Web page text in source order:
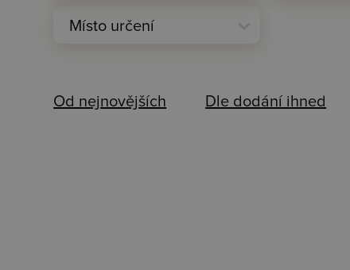
expand_more
Místo určení
Od nejnovějších Dle dodání ihned